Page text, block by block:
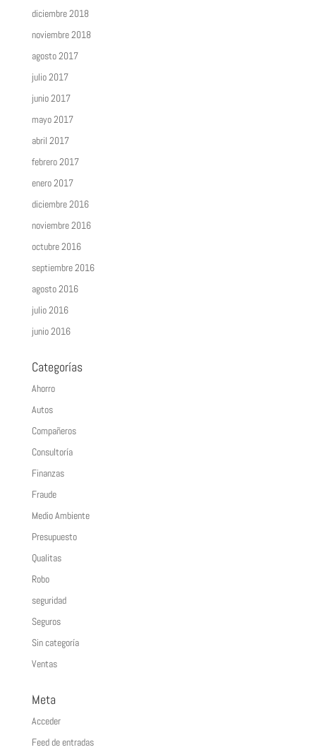
diciembre 2018
noviembre 2018
agosto 2017
julio 2017
junio 2017
mayo 2017
abril 2017
febrero 2017
enero 2017
diciembre 2016
noviembre 2016
octubre 2016
septiembre 2016
agosto 2016
julio 2016
junio 2016
Categorías
Ahorro
Autos
Compañeros
Consultoría
Finanzas
Fraude
Medio Ambiente
Presupuesto
Qualitas
Robo
seguridad
Seguros
Sin categoría
Ventas
Meta
Acceder
Feed de entradas